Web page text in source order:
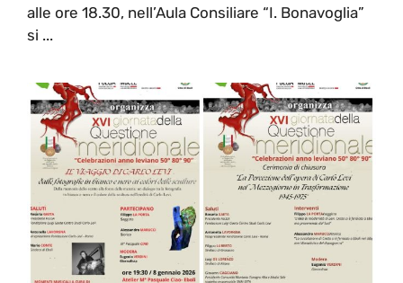
alle ore 18.30, nell’Aula Consiliare “I. Bonavoglia”
si ...